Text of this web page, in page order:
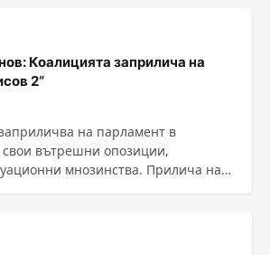
Коалицията заприлича на
2“
на парламент в
вътрешни опозиции,
мнозинства. Прилича на